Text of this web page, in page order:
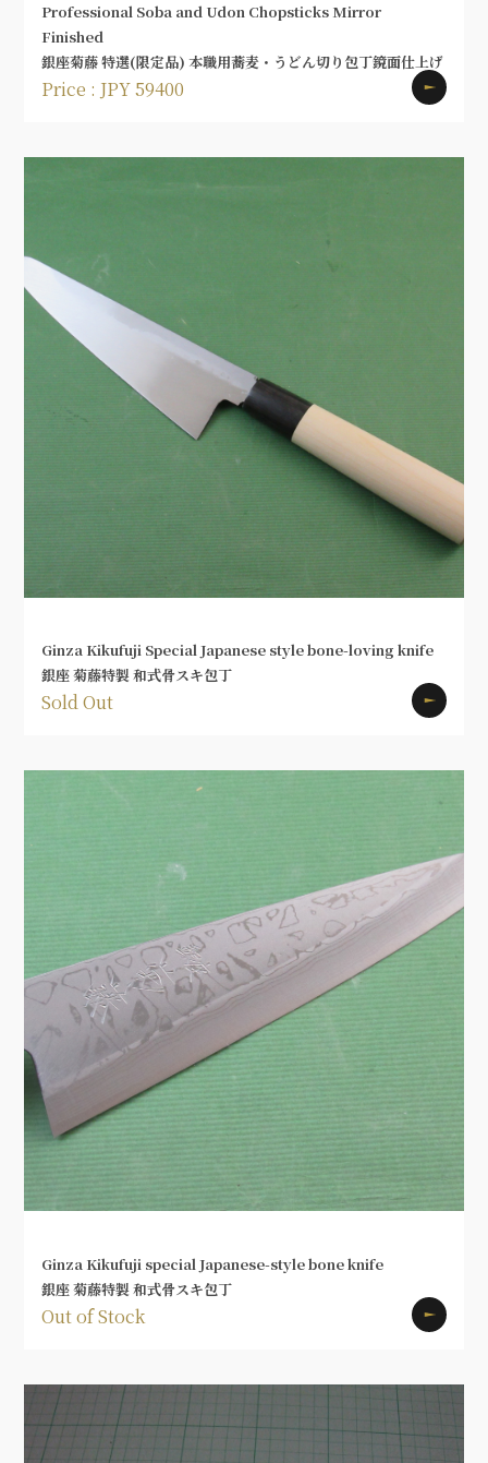
Professional Soba and Udon Chopsticks Mirror
Finished
銀座菊藤 特選(限定品) 本職用蕎麦・うどん切り包丁鏡面仕上げ
Price : JPY 59400
Ginza Kikufuji Special Japanese style bone-loving knife
銀座 菊藤特製 和式骨スキ包丁
Sold Out
Ginza Kikufuji special Japanese-style bone knife
銀座 菊藤特製 和式骨スキ包丁
Out of Stock